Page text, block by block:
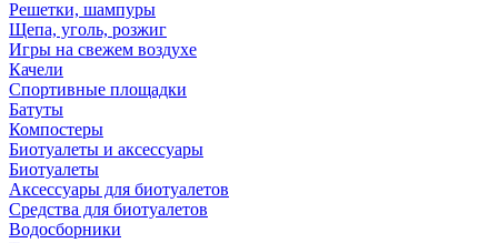
Решетки, шампуры
Щепа, уголь, розжиг
Игры на свежем воздухе
Качели
Спортивные площадки
Батуты
Компостеры
Биотуалеты и аксессуары
Биотуалеты
Аксессуары для биотуалетов
Средства для биотуалетов
Водосборники